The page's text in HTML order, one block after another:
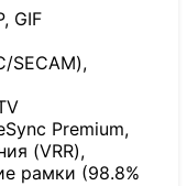
GIF
SECAM),
Premium,
(VRR),
рамки (98.8%